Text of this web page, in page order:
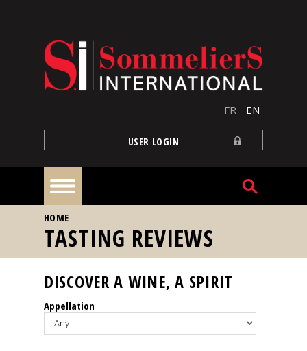
FR EN
USER LOGIN
Home
Our
events
YOU ARE HERE
HOME
TASTING REVIEWS
DISCOVER A WINE, A SPIRIT
Appellation